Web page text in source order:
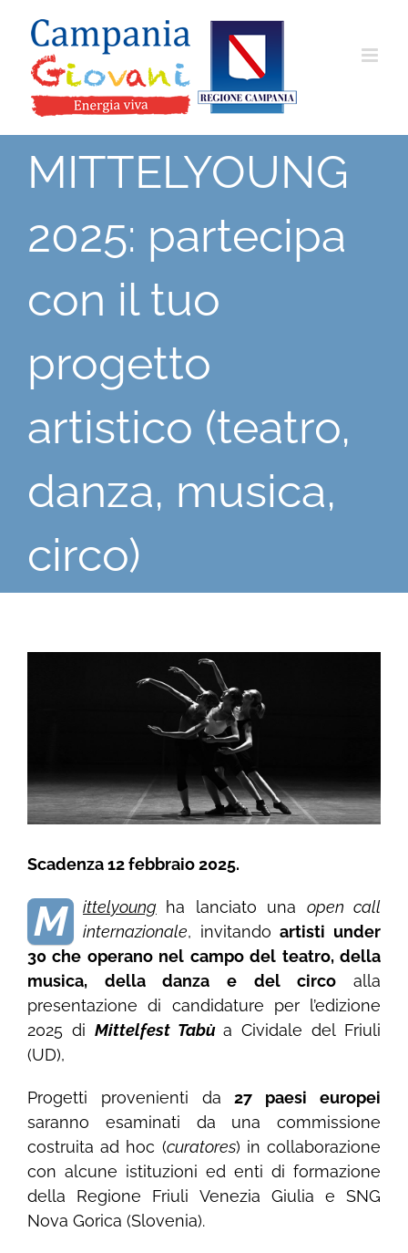
contenuto
MITTELYOUNG
2025: partecipa
con il tuo
progetto
artistico (teatro,
danza, musica,
circo)
Scadenza 12 febbraio 2025.
M ittelyoung ha lanciato una open call
internazionale, invitandoartisti under
30 che operano nel campo del teatro, della
musica, della danza e del circoalla
presentazione di candidature per l’edizione
2025 di Mittelfest Tabù a Cividale del Friuli
(UD),
Progetti provenienti da 27 paesi europei
saranno esaminati da una commissione
costruita ad hoc (curatores) in collaborazione
con alcune istituzioni ed enti di formazione
della Regione Friuli Venezia Giulia e SNG
Nova Gorica (Slovenia).